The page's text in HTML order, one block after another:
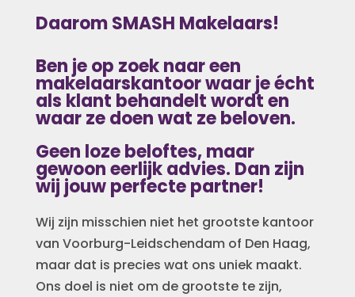
Daarom SMASH Makelaars!
Ben je op zoek naareen
makelaarskantoor waar je écht
als klant behandelt wordt en
waar ze doen wat ze beloven.
Geen loze beloftes, maar
gewoon eerlijk advies. Dan zijn
wij jouw perfecte partner!
Wij zijn misschien niet het grootste kantoor
van Voorburg-Leidschendam of Den Haag,
maar dat is precies wat ons uniek maakt.
Ons doel is niet om de grootste te zijn,